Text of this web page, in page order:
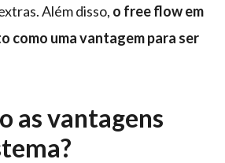
Além disso, o free flow em
como uma vantagem para ser
as vantagens